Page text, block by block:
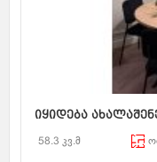
იყიდება
58.3 კვ.მ